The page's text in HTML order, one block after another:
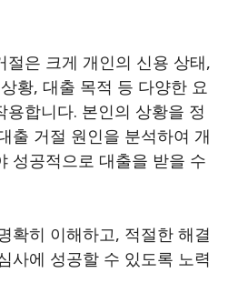
절은 크게 개인의 신용 상태,
황, 대출 목적 등 다양한 요
용합니다. 본인의 상황을 정
출 거절 원인을 분석하여 개
성공적으로 대출을 받을 수
확히 이해하고, 적절한 해결
사에 성공할 수 있도록 노력